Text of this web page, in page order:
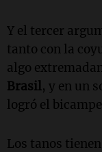
Y el tercer
tanto con la
algo
Brasil, y en un
logró el
Los tanos